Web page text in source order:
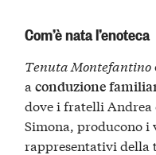
Com’è nata l’enoteca
Tenuta Montefantino
aconduzione
dove i fratelli
Simona, producono i
rappresentativi della